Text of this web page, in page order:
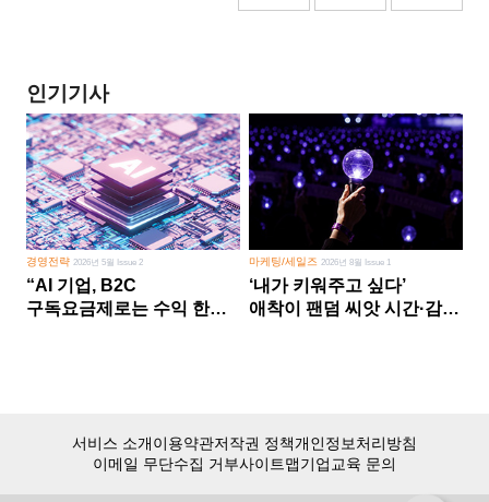
인기기사
경영전략2026년 5월 Issue 2
“AI 기업, B2C
구독요금제로는 수익 한계
마케팅/세일즈 2026년 8월 Issue 1
‘내가 키워주고 싶다’
애착이 팬덤 씨앗 시간·감정
서비스 소개이용약관저작권 정책개인정보처리방침
이메일 무단수집 거부사이트맵기업교육 문의